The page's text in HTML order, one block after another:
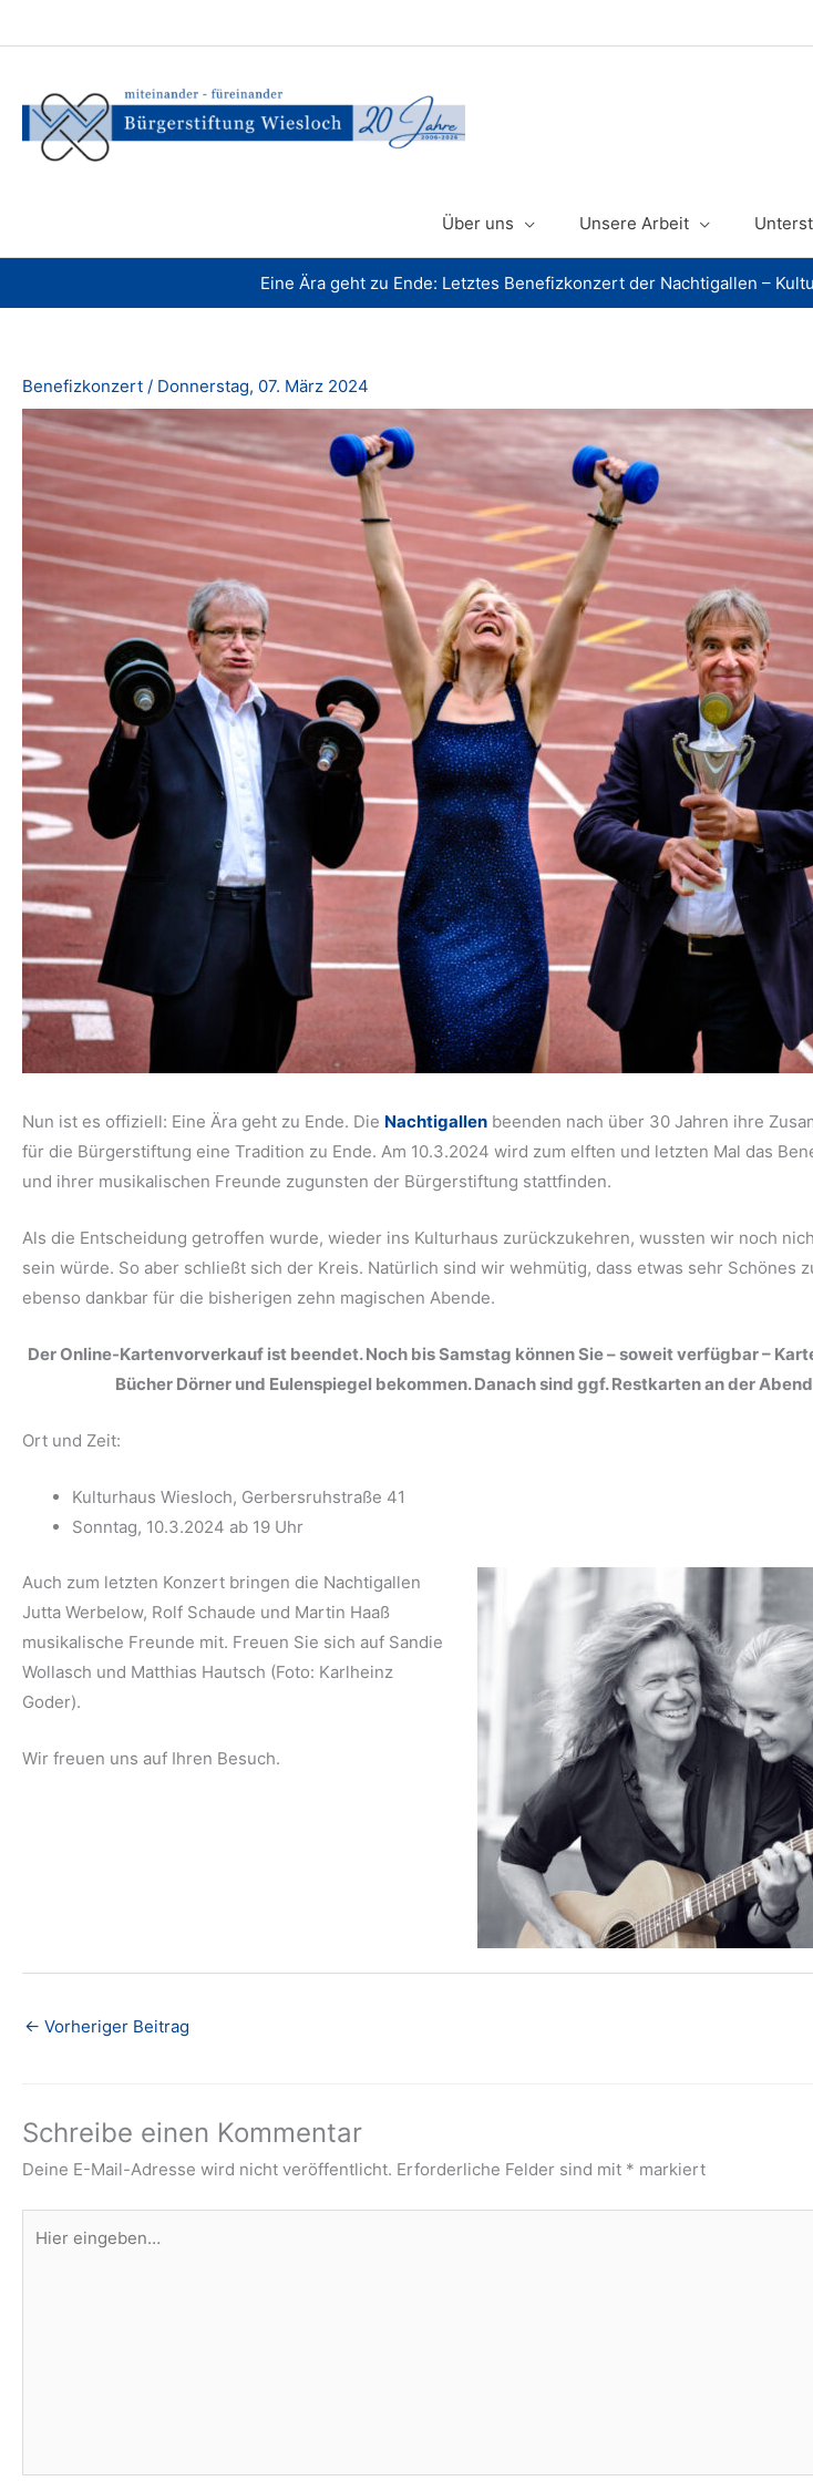
Inhalt
Über uns Unsere Arbeit
Eine Ära geht zu Ende: Letztes Benefizkonzert der Nachtigallen –
Benefizkonzert / Donnerstag, 07. März 2024
Nun ist es offiziell: Eine Ära geht zu Ende. Die Nachtigallen beenden nach über 30 Jahren ihre
für die Bürgerstiftung eine Tradition zu Ende. Am 10.3.2024 wird zum elften und letzten Mal das
und ihrer musikalischen Freunde zugunsten der Bürgerstiftung stattfinden.
Als die Entscheidung getroffen wurde, wieder ins Kulturhaus zurückzukehren, wussten wir noch
sein würde. So aber schließt sich der Kreis. Natürlich sind wir wehmütig, dass etwas sehr Schönes
ebenso dankbar für die bisherigen zehn magischen Abende.
Der Online-Kartenvorverkauf ist beendet. Noch bis Samstag können Sie – soweit verfügbar –
Bücher Dörner und Eulenspiegel bekommen. Danach sind ggf. Restkarten an der
Ort und Zeit:
Kulturhaus Wiesloch, Gerbersruhstraße 41
Sonntag, 10.3.2024 ab 19 Uhr
Auch zum letzten Konzert bringen die Nachtigallen
Jutta Werbelow, Rolf Schaude und Martin Haaß
musikalische Freunde mit. Freuen Sie sich auf Sandie
Wollasch und Matthias Hautsch (Foto: Karlheinz
Goder).
Wir freuen uns auf Ihren Besuch.
← Vorheriger Beitrag
Schreibe einen Kommentar
Deine E-Mail-Adresse wird nicht veröffentlicht. Erforderliche Felder sind mit * markiert
eingeben…